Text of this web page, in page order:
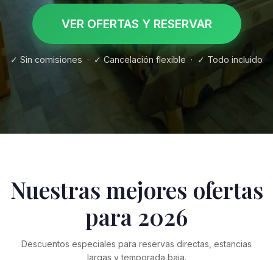
VER OFERTAS Y RESERVAR
✓ Sin comisiones · ✓ Cancelación flexible · ✓ Todo incluido
Nuestras mejores ofertas
para 2026
Descuentos especiales para reservas directas, estancias
largas y temporada baja.